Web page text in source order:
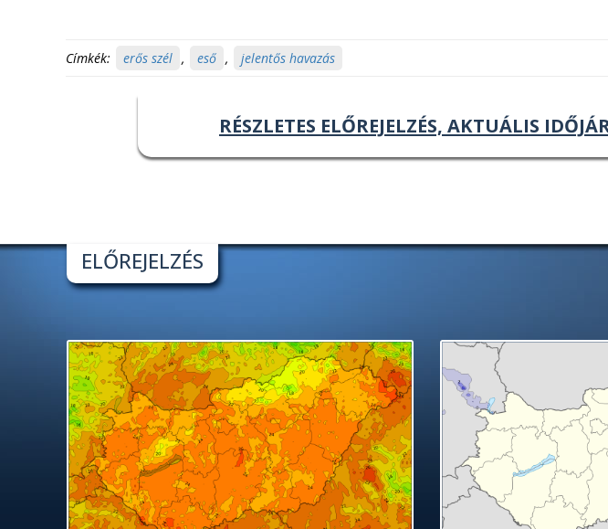
Címkék: erős szél , eső , jelentős havazás
RÉSZLETES ELŐREJELZÉS, AKTUÁLIS
ELŐREJELZÉS